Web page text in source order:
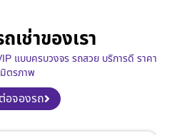
เช่าของเรา
แบบครบวงจร รถสวย บริการดี ราคา
มิตรภาพ
อจองรถ